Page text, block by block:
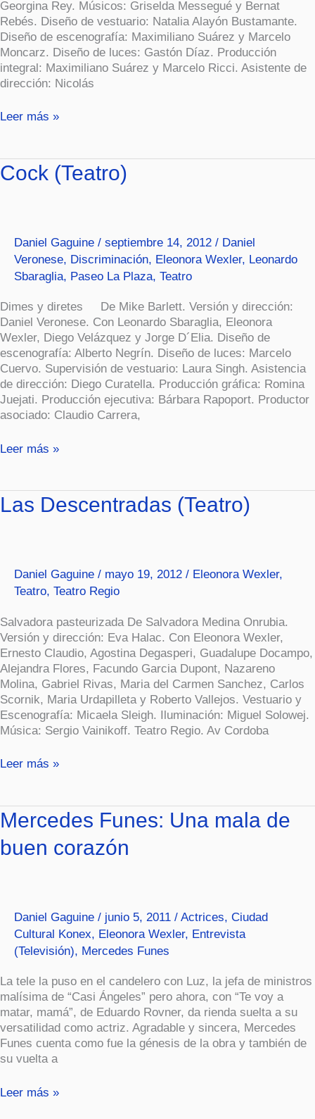
Georgina Rey. Músicos: Griselda Messegué y Bernat
Rebés. Diseño de vestuario: Natalia Alayón Bustamante.
Diseño de escenografía: Maximiliano Suárez y Marcelo
Moncarz. Diseño de luces: Gastón Díaz. Producción
integral: Maximiliano Suárez y Marcelo Ricci. Asistente de
dirección: Nicolás
Leer más »
Cock (Teatro)
Daniel Gaguine / septiembre 14, 2012 / Daniel
Veronese, Discriminación, Eleonora Wexler, Leonardo
Sbaraglia, Paseo La Plaza, Teatro
Dimes y diretes De Mike Barlett. Versión y dirección:
Daniel Veronese. Con Leonardo Sbaraglia, Eleonora
Wexler, Diego Velázquez y Jorge D´Elia. Diseño de
escenografía: Alberto Negrín. Diseño de luces: Marcelo
Cuervo. Supervisión de vestuario: Laura Singh. Asistencia
de dirección: Diego Curatella. Producción gráfica: Romina
Juejati. Producción ejecutiva: Bárbara Rapoport. Productor
asociado: Claudio Carrera,
Cock
(Teatro)
Leer más »
Las Descentradas (Teatro)
Daniel Gaguine / mayo 19, 2012 / Eleonora Wexler,
Teatro, Teatro Regio
Salvadora pasteurizada De Salvadora Medina Onrubia.
Versión y dirección: Eva Halac. Con Eleonora Wexler,
Ernesto Claudio, Agostina Degasperi, Guadalupe Docampo,
Alejandra Flores, Facundo Garcia Dupont, Nazareno
Molina, Gabriel Rivas, Maria del Carmen Sanchez, Carlos
Scornik, Maria Urdapilleta y Roberto Vallejos. Vestuario y
Escenografía: Micaela Sleigh. Iluminación: Miguel Solowej.
Música: Sergio Vainikoff. Teatro Regio. Av Cordoba
Las
Descentradas
Leer más »
Mercedes Funes: Una mala de
buen corazón
Daniel Gaguine / junio 5, 2011 / Actrices, Ciudad
Cultural Konex, Eleonora Wexler, Entrevista
(Televisión), Mercedes Funes
La tele la puso en el candelero con Luz, la jefa de ministros
malísima de “Casi Ángeles” pero ahora, con “Te voy a
matar, mamá”, de Eduardo Rovner, da rienda suelta a su
versatilidad como actriz. Agradable y sincera, Mercedes
Funes cuenta como fue la génesis de la obra y también de
su vuelta a
Mercedes
Funes:
Una
mala
Leer más »